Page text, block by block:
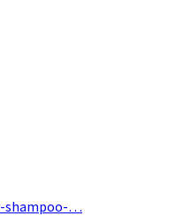
shampoo-…